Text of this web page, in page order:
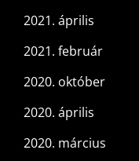
2021. április
2021. február
2020. október
2020. április
2020. március